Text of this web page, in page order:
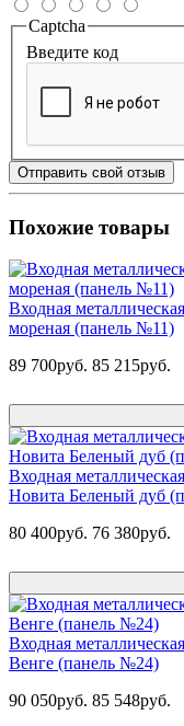
Captcha
Введите код
Отправить свой отзыв
Похожие товары
Входная
мореная (панель №11)
89 700руб. 85 215руб.
Входная
Новита Беленый дуб
80 400руб. 76 380руб.
Входная
Венге (панель №24)
90 050руб. 85 548руб.